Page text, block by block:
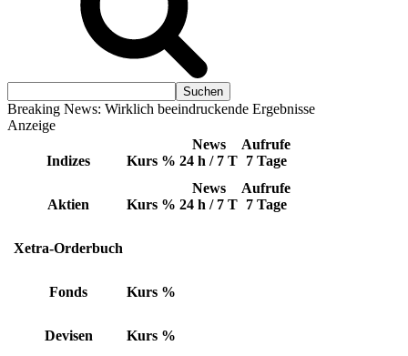
Breaking News: Wirklich beeindruckende Ergebnisse
Anzeige
Indizes Kurs %
News
24 h / 7 T
Aufrufe
7 Tage
Aktien Kurs %
News
24 h / 7 T
Aufrufe
7 Tage
Xetra-Orderbuch
Fonds Kurs %
Devisen Kurs %